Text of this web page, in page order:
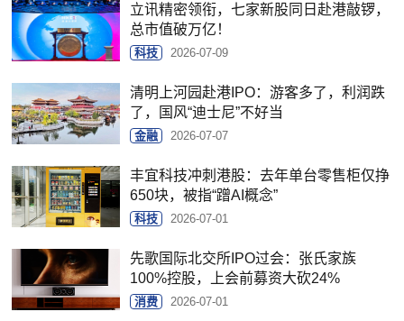
立讯精密领衔，七家新股同日赴港敲锣，
总市值破万亿！
科技 2026-07-09
清明上河园赴港IPO：游客多了，利润跌
了，国风“迪士尼”不好当
金融 2026-07-07
丰宜科技冲刺港股：去年单台零售柜仅挣
650块，被指“蹭AI概念”
科技 2026-07-01
先歌国际北交所IPO过会：张氏家族
100%控股，上会前募资大砍24%
消费 2026-07-01